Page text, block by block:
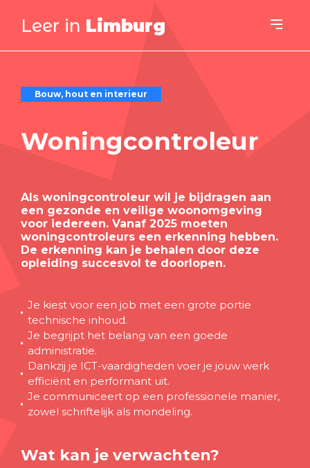
Leer in Limburg
Bouw, hout en interieur
Woningcontroleur
Als woningcontroleur wil je bijdragen aan
een gezonde en veilige woonomgeving
voor iedereen. Vanaf 2025 moeten
woningcontroleurs een erkenning hebben.
De erkenning kan je behalen door deze
opleiding succesvol te doorlopen.
Je kiest voor een job met een grote portie
technische inhoud.
Je begrijpt het belang van een goede
administratie.
Dankzij je ICT-vaardigheden voer je jouw werk
efficiënt en performant uit.
Je communiceert op een professionele manier,
zowel schriftelijk als mondeling.
Wat kan je verwachten?